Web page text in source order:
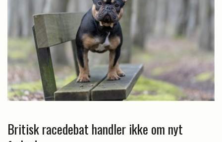
Britisk racedebat handler ikke om nyt